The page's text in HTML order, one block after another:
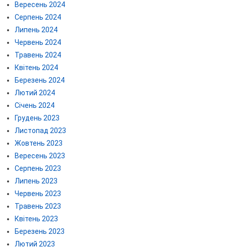
Вересень 2024
Серпень 2024
Липень 2024
Червень 2024
Травень 2024
Квітень 2024
Березень 2024
Лютий 2024
Січень 2024
Грудень 2023
Листопад 2023
Жовтень 2023
Вересень 2023
Серпень 2023
Липень 2023
Червень 2023
Травень 2023
Квітень 2023
Березень 2023
Лютий 2023